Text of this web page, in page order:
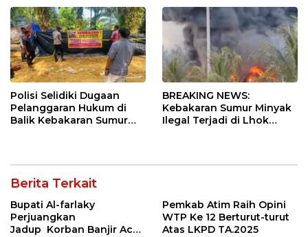
Polisi Selidiki Dugaan
Pelanggaran Hukum di
Balik Kebakaran Sumur
BREAKING NEWS:
Kebakaran Sumur Minyak
Ilegal Terjadi di Lhok
Berita Terkait
Bupati Al-farlaky
Perjuangkan
Jadup Korban Banjir Aceh
Pemkab Atim Raih Opini
WTP Ke 12 Berturut-turut
Atas LKPD TA.2025